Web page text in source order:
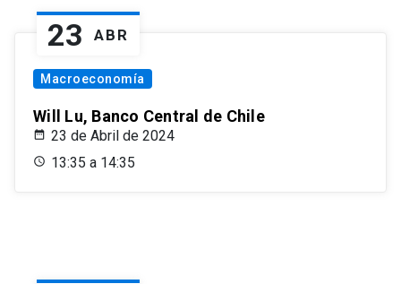
23 ABR
Macroeconomía
Will Lu, Banco Central de Chile
23 de Abril de 2024
13:35 a 14:35